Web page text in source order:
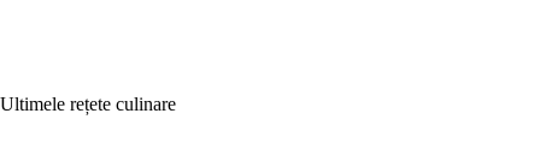
Ultimele rețete culinare